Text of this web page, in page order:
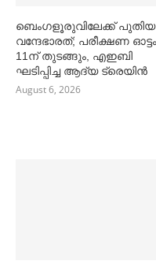
ബെംഗളൂരുവിലേക്ക് പുതിയ
വന്ദേഭാരത്; പരീക്ഷണ ഓട്ടം
11ന് തുടങ്ങും, എഇബി
ഘടിപ്പിച്ച ആദ്യ ട്രെയിന്‍
August 6, 2026